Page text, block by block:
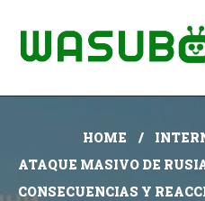
HOME
ATAQUE MASIVO DE
CONSECUENCIAS Y